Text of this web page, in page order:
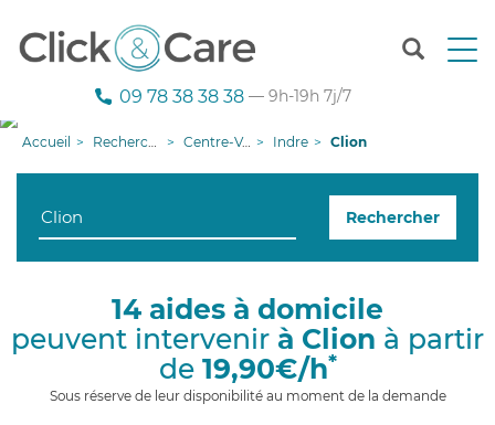
T
n
g
i
09 78 38 38 38 — 9h-19h 7j/7
Accueil Recherche aide à domicile Centre-Val de Loire Indre Clion
Rechercher
14 aides à domicile
peuvent intervenir à Clion à partir
de 19,90€/h*
Sous réserve de leur disponibilité au moment de la demande